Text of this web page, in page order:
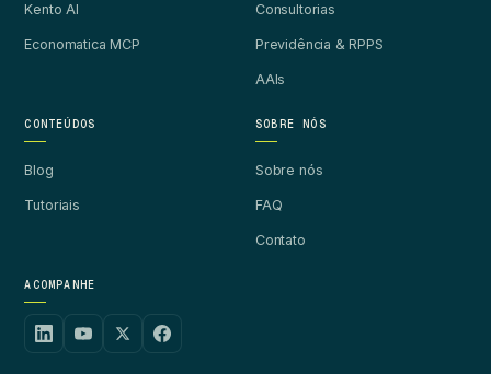
Kento AI
Economatica MCP
Consultorias
Previdência & RPPS
AAIs
CONTEÚDOS
Blog
Tutoriais
SOBRE NÓS
Sobre nós
FAQ
Contato
ACOMPANHE